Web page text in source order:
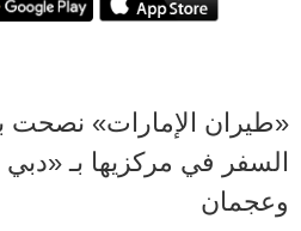
«طيران الإمارات» نصحت
السفر في مركزيها بـ «دبي
وعجمان